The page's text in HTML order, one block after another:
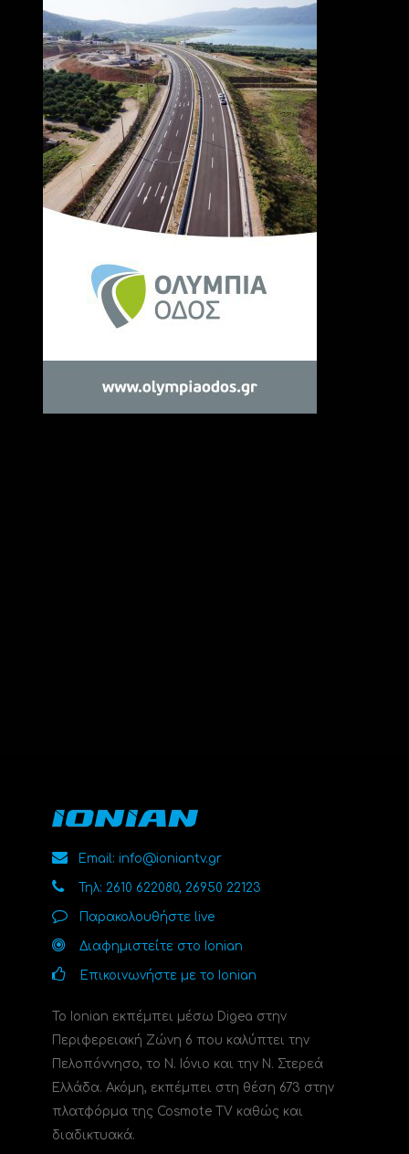
Email: info@ioniantv.gr
Τηλ: 2610 622080, 26950 22123
Παρακολουθήστε live
Διαφημιστείτε στο Ionian
Επικοινωνήστε με το Ionian
Το Ionian εκπέμπει μέσω Digea στην
Περιφερειακή Ζώνη 6 που καλύπτει την
Πελοπόννησο, το N. Ιόνιο και την Ν. Στερεά
Ελλάδα. Ακόμη, εκπέμπει στη θέση 673 στην
πλατφόρμα της Cosmote TV καθώς και
διαδικτυακά.